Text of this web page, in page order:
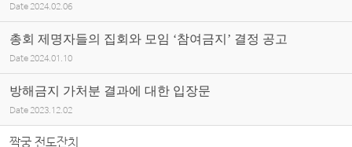
Date 2024.02.06
총회 제명자들의 집회와 모임 ‘참여금지’ 결정 공고
Date 2024.01.10
방해금지 가처분 결과에 대한 입장문
Date 2023.12.02
짝궁 전도잔치